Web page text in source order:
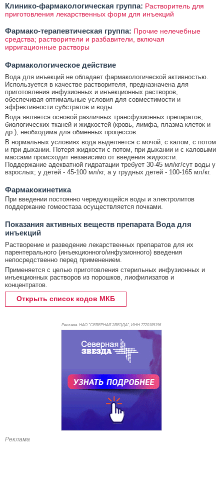
Клинико-фармакологическая группа: Растворитель для
приготовления лекарственных форм для инъекций
Фармако-терапевтическая группа: Прочие нелечебные
средства; растворители и разбавители, включая
ирригационные растворы
Фармакологическое действие
Вода для инъекций не обладает фармакологической активностью.
Используется в качестве растворителя, предназначена для
приготовления инфузионных и инъекционных растворов,
обеспечивая оптимальные условия для совместимости и
эффективности субстратов и воды.
Вода является основой различных трансфузионных препаратов,
биологических тканей и жидкостей (кровь, лимфа, плазма клеток и
др.), необходима для обменных процессов.
В нормальных условиях вода выделяется с мочой, с калом, с потом
и при дыхании. Потеря жидкости с потом, при дыхании и с каловыми
массами происходит независимо от введения жидкости.
Поддержание адекватной гидратации требует 30-45 мл/кг/сут воды у
взрослых; у детей - 45-100 мл/кг, а у грудных детей - 100-165 мл/кг.
Фармакокинетика
При введении постоянно чередующейся воды и электролитов
поддержание гомеостаза осуществляется почками.
Показания активных веществ препарата Вода для
инъекций
Растворение и разведение лекарственных препаратов для их
парентерального (инъекционного/инфузионного) введения
непосредственно перед применением.
Применяется с целью приготовления стерильных инфузионных и
инъекционных растворов из порошков, лиофилизатов и
концентратов.
Открыть список кодов МКБ
Реклама. НАО "СЕВЕРНАЯ ЗВЕЗДА", ИНН 7720185196
Реклама